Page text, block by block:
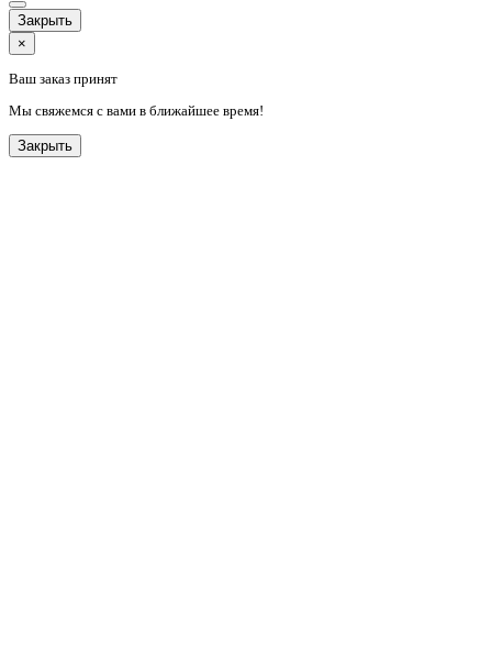
Закрыть
×
Ваш заказ принят
Мы свяжемся с вами в ближайшее время!
Закрыть